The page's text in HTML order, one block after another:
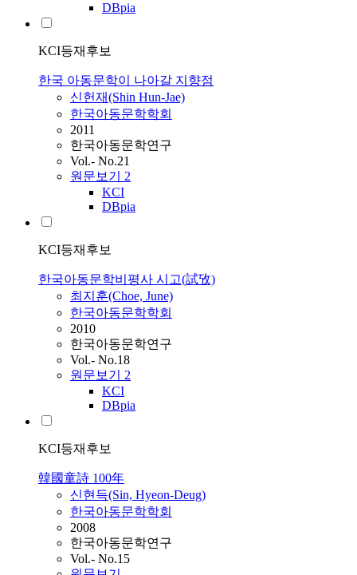
DBpia
KCI등재후보
한국 아동문학이 나아갈 지향점
신헌재(Shin Hun-Jae)
한국아동문학학회
2011
한국아동문학연구
Vol.- No.21
원문보기 2
KCI
DBpia
KCI등재후보
한국아동문학비평사 시고(試攷)
최지훈(Choe, June)
한국아동문학학회
2010
한국아동문학연구
Vol.- No.18
원문보기 2
KCI
DBpia
KCI등재후보
韓國童詩 100年
신현득(Sin, Hyeon-Deug)
한국아동문학학회
2008
한국아동문학연구
Vol.- No.15